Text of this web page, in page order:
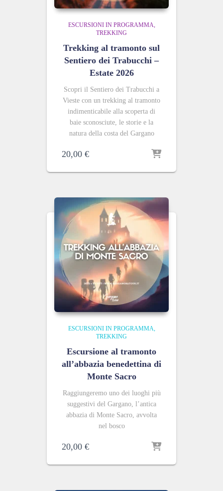
ESCURSIONI IN PROGRAMMA
TREKKING
Trekking al tramonto sul
Sentiero dei Trabucchi –
Estate 2026
Scopri il Sentiero dei Trabucchi a
Vieste con un trekking al tramonto
indimenticabile alla scoperta di
baie sconosciute, le storie e la
natura della costa del Gargano
20,00 €
ESCURSIONI IN PROGRAMMA
TREKKING
Escursione al tramonto
all’abbazia benedettina di
Monte Sacro
Raggiungeremo uno dei luoghi più
suggestivi del Gargano, l’antica
abbazia di Monte Sacro, avvolta
nel bosco
20,00 €